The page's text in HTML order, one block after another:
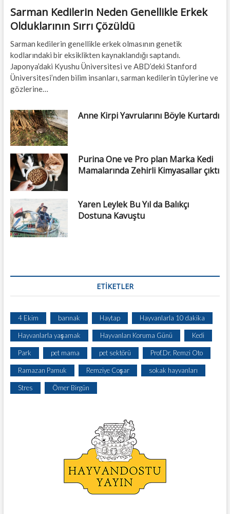
Sarman Kedilerin Neden Genellikle Erkek
Olduklarının Sırrı Çözüldü
Sarman kedilerin genellikle erkek olmasının genetik
kodlarındaki bir eksiklikten kaynaklandığı saptandı.
Japonya’daki Kyushu Üniversitesi ve ABD’deki Stanford
Üniversitesi’nden bilim insanları, sarman kedilerin tüylerine ve
gözlerine…
Anne Kirpi Yavrularını Böyle Kurtardı
Purina One ve Pro plan Marka Kedi
Mamalarında Zehirli Kimyasallar çıktı
Yaren Leylek Bu Yıl da Balıkçı
Dostuna Kavuştu
ETIKETLER
4 Ekim barınak Haytap Hayvanlarla 10 dakika
Hayvanlarla yaşamak Hayvanları Koruma Günü Kedi
Park pet mama pet sektörü Prof.Dr. Remzi Oto
Ramazan Pamuk Remziye Coşar sokak hayvanları
Stres Ömer Birgün